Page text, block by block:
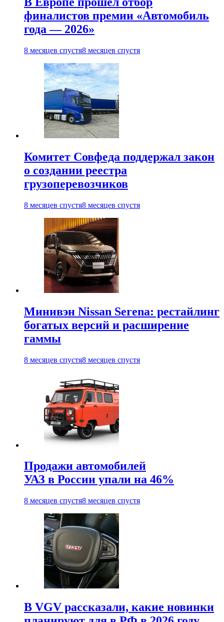
финалистов премии «Автомобиль
года — 2026»
8 месяцев спустя8 месяцев спустя
Комитет Совфеда поддержал закон
о создании реестра
грузоперевозчиков
8 месяцев спустя8 месяцев спустя
Минивэн Nissan Serena: рестайлинг
богатых версий и расширение
гаммы
8 месяцев спустя8 месяцев спустя
Продажи автомобилей
УАЗ в России упали на 46%
8 месяцев спустя8 месяцев спустя
В VGV рассказали, какие новинки